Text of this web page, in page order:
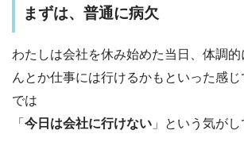
まずは、普通に病欠
わたしは会社を休み始めた当日、体調
んとか仕事には行けるかもといった感
では
「 今日は会社に行けない 」という気がし